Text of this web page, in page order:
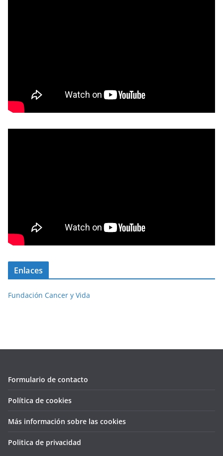
Enlaces
Fundación Cancer y Vida
Formulario de contacto
Política de cookies
Más información sobre las cookies
Politica de privacidad